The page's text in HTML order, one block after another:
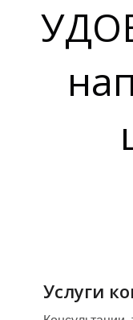
Услуги